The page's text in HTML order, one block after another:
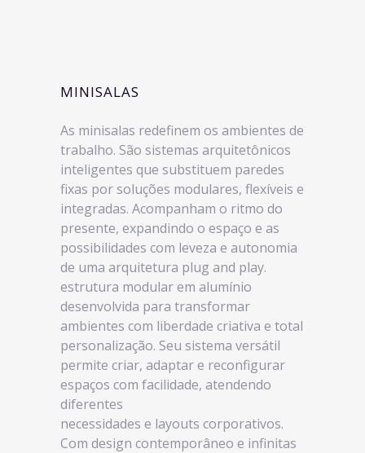
MINISALAS
As minisalas redefinem os ambientes de
trabalho. São sistemas arquitetônicos
inteligentes que substituem paredes
fixas por soluções modulares, flexíveis e
integradas. Acompanham o ritmo do
presente, expandindo o espaço e as
possibilidades com leveza e autonomia
de uma arquitetura plug and play.
estrutura modular em alumínio
desenvolvida para transformar
ambientes com liberdade criativa e total
personalização. Seu sistema versátil
permite criar, adaptar e reconfigurar
espaços com facilidade, atendendo
diferentes
necessidades e layouts corporativos.
Com design contemporâneo e infinitas